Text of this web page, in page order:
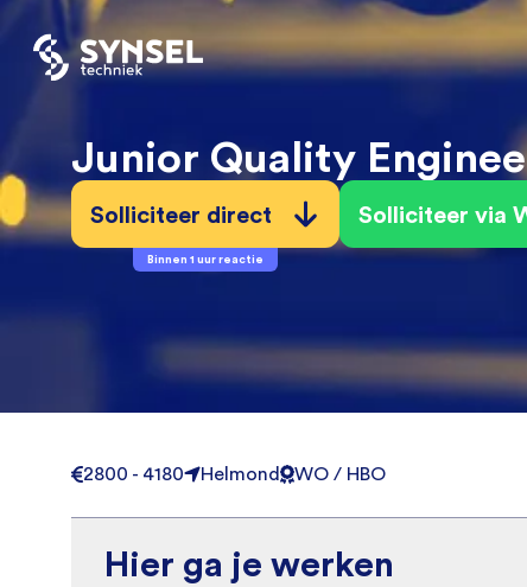
Junior Quality
Solliciteer direct
Binnen 1 uur reactie
Solliciteer via
2800 - 4180 Helmond WO / HBO
Hier ga je werken